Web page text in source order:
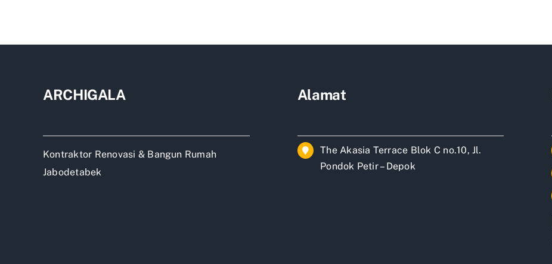
Selatan
ARCHIGALA
Kontraktor Renovasi & Bangun Rumah
Jabodetabek
Alamat
The Akasia Terrace Blok C no.10, Jl.
Pondok Petir – Depok